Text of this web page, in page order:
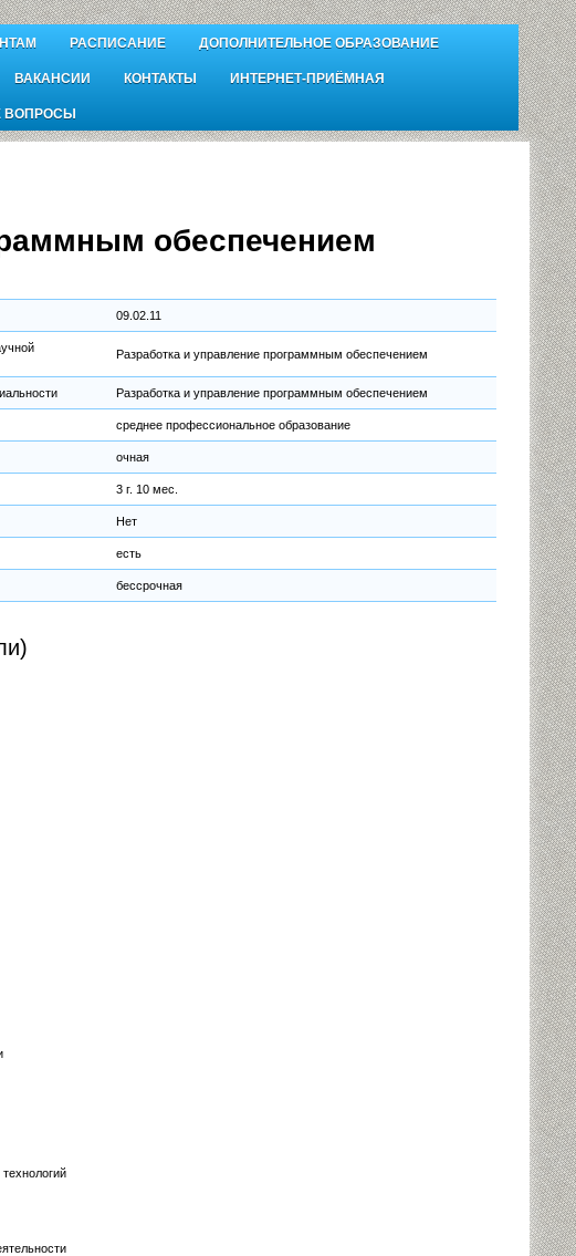
РАСПИСАНИЕ ДОПОЛНИТЕЛЬНОЕ ОБРАЗОВАНИЕ
ВАКАНСИИ КОНТАКТЫ ИНТЕРНЕТ-ПРИЁМНАЯ
ВОПРОСЫ
обеспечением
09.02.11
Разработка и управление программным обеспечением
Разработка и управление программным обеспечением
среднее профессиональное образование
очная
3 г. 10 мес.
Нет
есть
бессрочная